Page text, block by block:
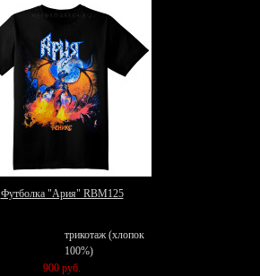
Футболка "Ария" RBM125
трикотаж (хлопок
100%)
900 руб.